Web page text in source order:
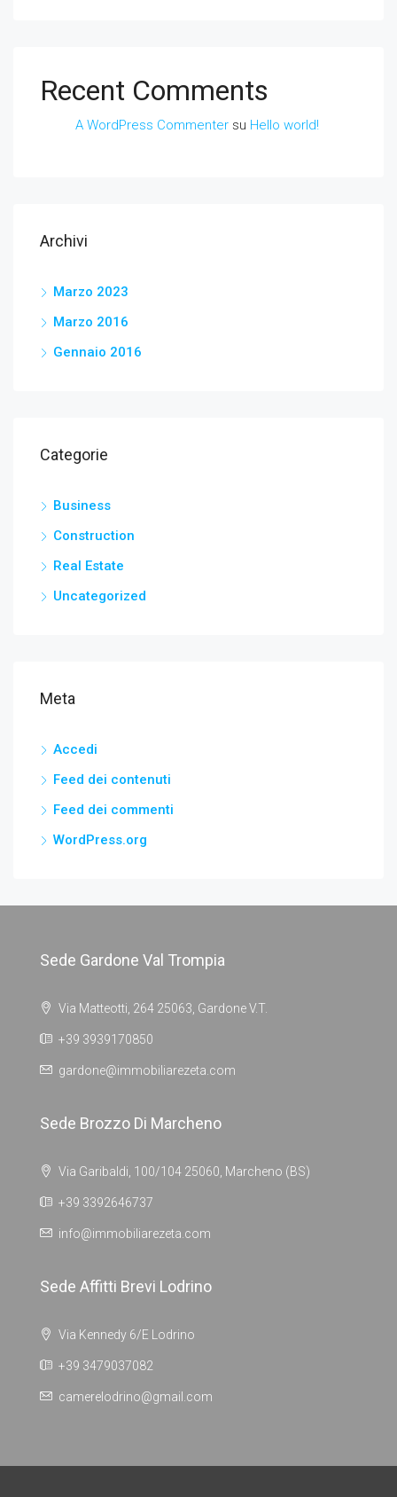
Recent Comments
A WordPress Commenter su Hello world!
Archivi
Marzo 2023
Marzo 2016
Gennaio 2016
Categorie
Business
Construction
Real Estate
Uncategorized
Meta
Accedi
Feed dei contenuti
Feed dei commenti
WordPress.org
Sede Gardone Val Trompia
Via Matteotti, 264 25063, Gardone V.T.
+39 3939170850
gardone@immobiliarezeta.com
Sede Brozzo Di Marcheno
Via Garibaldi, 100/104 25060, Marcheno (BS)
+39 3392646737
info@immobiliarezeta.com
Sede Affitti Brevi Lodrino
Via Kennedy 6/E Lodrino
+39 3479037082
camerelodrino@gmail.com